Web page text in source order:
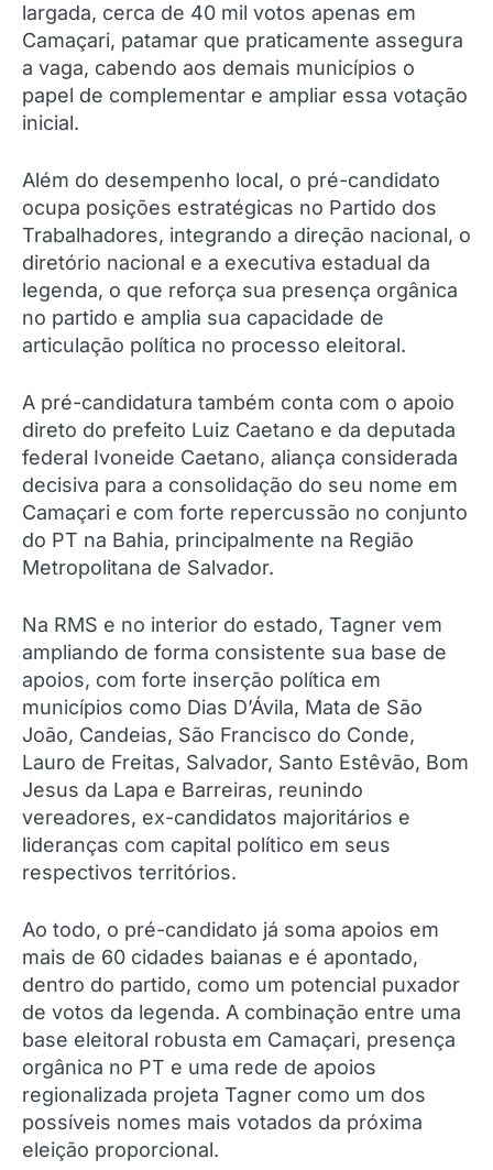
largada, cerca de 40 mil votos apenas em
Camaçari, patamar que praticamente assegura
a vaga, cabendo aos demais municípios o
papel de complementar e ampliar essa votação
inicial.
Além do desempenho local, o pré-candidato
ocupa posições estratégicas no Partido dos
Trabalhadores, integrando a direção nacional, o
diretório nacional e a executiva estadual da
legenda, o que reforça sua presença orgânica
no partido e amplia sua capacidade de
articulação política no processo eleitoral.
A pré-candidatura também conta com o apoio
direto do prefeito Luiz Caetano e da deputada
federal Ivoneide Caetano, aliança considerada
decisiva para a consolidação do seu nome em
Camaçari e com forte repercussão no conjunto
do PT na Bahia, principalmente na Região
Metropolitana de Salvador.
Na RMS e no interior do estado, Tagner vem
ampliando de forma consistente sua base de
apoios, com forte inserção política em
municípios como Dias D’Ávila, Mata de São
João, Candeias, São Francisco do Conde,
Lauro de Freitas, Salvador, Santo Estêvão, Bom
Jesus da Lapa e Barreiras, reunindo
vereadores, ex-candidatos majoritários e
lideranças com capital político em seus
respectivos territórios.
Ao todo, o pré-candidato já soma apoios em
mais de 60 cidades baianas e é apontado,
dentro do partido, como um potencial puxador
de votos da legenda. A combinação entre uma
base eleitoral robusta em Camaçari, presença
orgânica no PT e uma rede de apoios
regionalizada projeta Tagner como um dos
possíveis nomes mais votados da próxima
eleição proporcional.